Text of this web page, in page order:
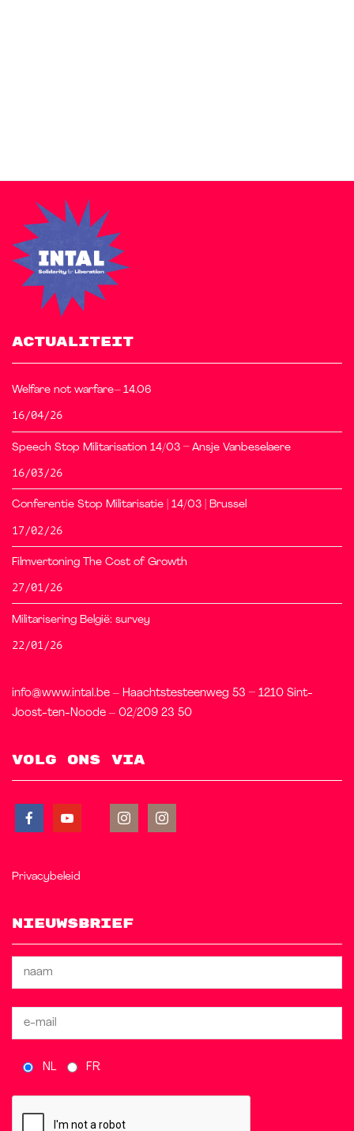
ACTUALITEIT
Welfare not warfare– 14.06
16/04/26
Speech Stop Militarisation 14/03 – Ansje Vanbeselaere
16/03/26
Conferentie Stop Militarisatie | 14/03 | Brussel
17/02/26
Filmvertoning The Cost of Growth
27/01/26
Militarisering België: survey
22/01/26
info@www.intal.be – Haachtstesteenweg 53 – 1210 Sint-
Joost-ten-Noode – 02/209 23 50
Volg ons via
Privacybeleid
Nieuwsbrief
NL FR